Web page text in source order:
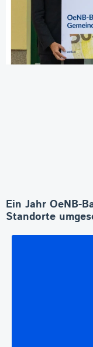
Ein Jahr OeNB-
Standorte